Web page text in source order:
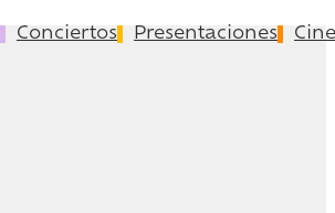
Conciertos Presentaciones Cine